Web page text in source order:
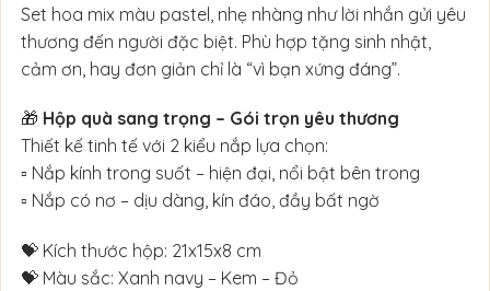
Set hoa mix màu pastel, nhẹ nhàng như lời nhắn gửi yêu
thương đến người đặc biệt. Phù hợp tặng sinh nhật,
cảm ơn, hay đơn giản chỉ là “vì bạn xứng đáng”.
🎁 Hộp quà sang trọng – Gói trọn yêu thương
Thiết kế tinh tế với 2 kiểu nắp lựa chọn:
▫️ Nắp kính trong suốt – hiện đại, nổi bật bên trong
▫️ Nắp có nơ – dịu dàng, kín đáo, đầy bất ngờ
💝 Kích thước hộp: 21x15x8 cm
💝 Màu sắc: Xanh navy – Kem – Đỏ